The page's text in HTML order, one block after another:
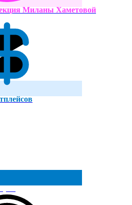
Миланы Хаметовой